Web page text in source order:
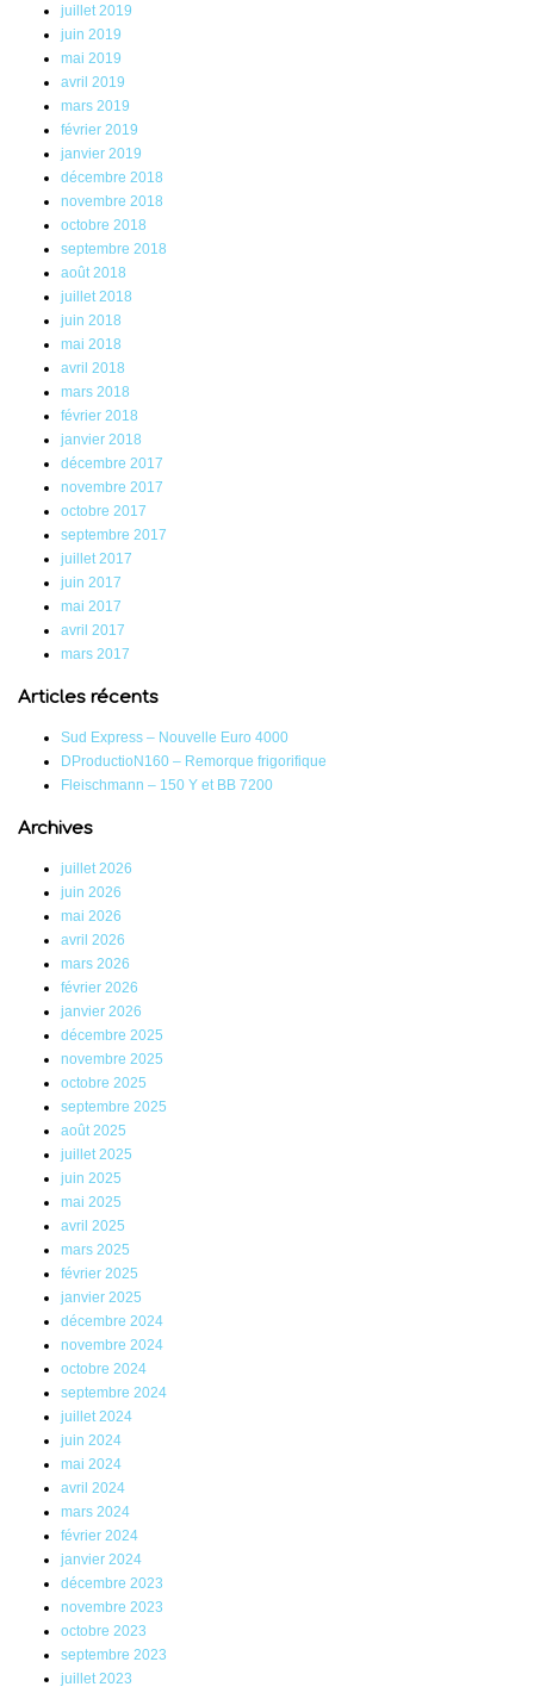
juillet 2019
juin 2019
mai 2019
avril 2019
mars 2019
février 2019
janvier 2019
décembre 2018
novembre 2018
octobre 2018
septembre 2018
août 2018
juillet 2018
juin 2018
mai 2018
avril 2018
mars 2018
février 2018
janvier 2018
décembre 2017
novembre 2017
octobre 2017
septembre 2017
juillet 2017
juin 2017
mai 2017
avril 2017
mars 2017
Articles récents
Sud Express – Nouvelle Euro 4000
DProductioN160 – Remorque frigorifique
Fleischmann – 150 Y et BB 7200
Archives
juillet 2026
juin 2026
mai 2026
avril 2026
mars 2026
février 2026
janvier 2026
décembre 2025
novembre 2025
octobre 2025
septembre 2025
août 2025
juillet 2025
juin 2025
mai 2025
avril 2025
mars 2025
février 2025
janvier 2025
décembre 2024
novembre 2024
octobre 2024
septembre 2024
juillet 2024
juin 2024
mai 2024
avril 2024
mars 2024
février 2024
janvier 2024
décembre 2023
novembre 2023
octobre 2023
septembre 2023
juillet 2023